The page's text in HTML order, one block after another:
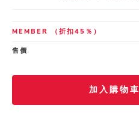
MEMBER （折扣45％）
售價
加入購物車